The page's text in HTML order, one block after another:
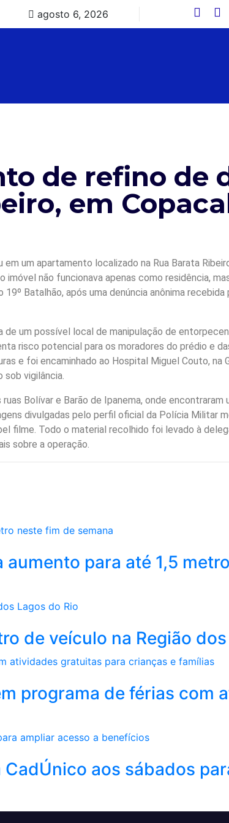
agosto 6, 2026
de refino de
em
um apartamento localizado na Rua Barata
imóvel não funcionava apenas como residência,
Batalhão, após uma denúncia anônima
um possível local de manipulação de
risco potencial para os moradores do prédio e
e foi encaminhado ao Hospital Miguel Couto, na
vigilância.
Bolívar e Barão de Ipanema, onde encontraram
divulgadas pelo perfil oficial da Polícia Militar
filme. Todo o material recolhido foi levado à
sobre a operação.
para até 1,5
de veículo na Região
programa de férias com
aos sábados